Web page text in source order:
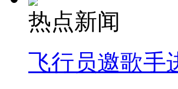
热点新闻
飞行员邀歌手